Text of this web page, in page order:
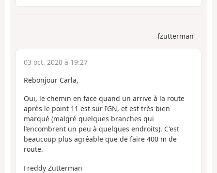
fzutterman
03 oct. 2020 à 19:27
Rebonjour Carla,
Oui, le chemin en face quand un arrive à la route
après le point 11 est sur IGN, et est très bien
marqué (malgré quelques branches qui
l’encombrent un peu à quelques endroits). C'est
beaucoup plus agréable que de faire 400 m de
route.
Freddy Zutterman